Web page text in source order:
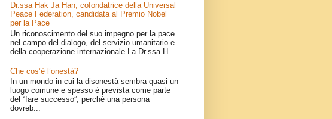
Dr.ssa Hak Ja Han, cofondatrice della Universal
Peace Federation, candidata al Premio Nobel
per la Pace
Un riconoscimento del suo impegno per la pace
nel campo del dialogo, del servizio umanitario e
della cooperazione internazionale La Dr.ssa H...
Che cos’è l’onestà?
In un mondo in cui la disonestà sembra quasi un
luogo comune e spesso è prevista come parte
del “fare successo”, perché una persona
dovreb...